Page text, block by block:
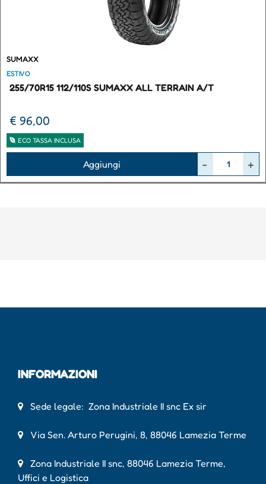
SUMAXX
ESTIVO
255/70R15 112/110S SUMAXX ALL TERRAIN A/T
€ 96,00
ECO TASSA INCLUSA
Aggiungi
INFORMAZIONI
Sede legale: Zona Industriale II snc Ex sir
Via Sen. Arturo Perugini, 8, 88046 Lamezia Terme
Zona Industriale II snc, 88046 Lamezia Terme,
Uffici e Logistica